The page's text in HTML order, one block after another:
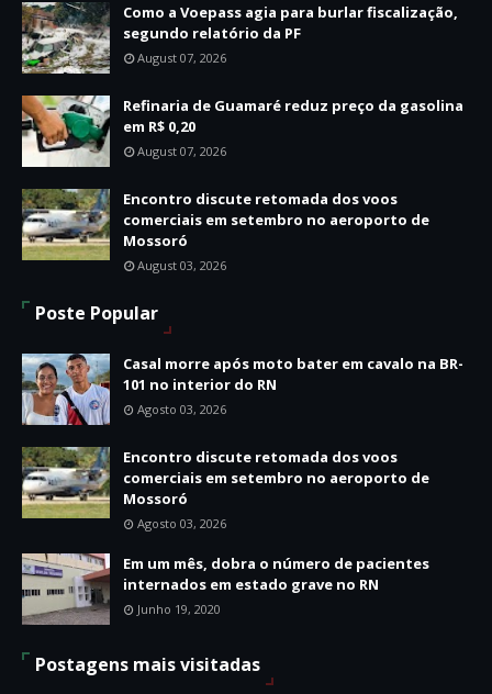
Como a Voepass agia para burlar fiscalização,
segundo relatório da PF
August 07, 2026
Refinaria de Guamaré reduz preço da gasolina
em R$ 0,20
August 07, 2026
Encontro discute retomada dos voos
comerciais em setembro no aeroporto de
Mossoró
August 03, 2026
Poste Popular
Casal morre após moto bater em cavalo na BR-
101 no interior do RN
Agosto 03, 2026
Encontro discute retomada dos voos
comerciais em setembro no aeroporto de
Mossoró
Agosto 03, 2026
Em um mês, dobra o número de pacientes
internados em estado grave no RN
Junho 19, 2020
Postagens mais visitadas